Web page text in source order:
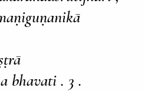
bhavati . 3 .